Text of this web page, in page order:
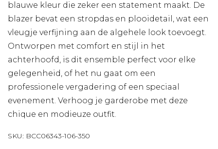
blauwe kleur die zeker een statement maakt. De
blazer bevat een stropdas en plooidetail, wat een
vleugje verfijning aan de algehele look toevoegt.
Ontworpen met comfort en stijl in het
achterhoofd, is dit ensemble perfect voor elke
gelegenheid, of het nu gaat om een
professionele vergadering of een speciaal
evenement. Verhoog je garderobe met deze
chique en modieuze outfit.
SKU: BCC06343-106-350